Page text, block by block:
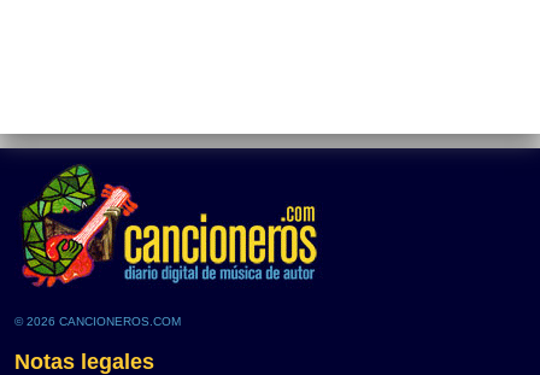
© 2026 CANCIONEROS.COM
Notas legales